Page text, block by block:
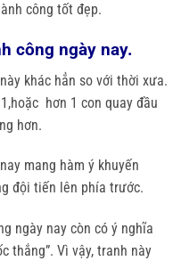
công tốt đẹp.
công ngày nay.
khác hẳn so với thời xưa.
hơn 1 con quay đầu
hơn.
mang hàm ý khuyến
đội tiến lên phía trước.
ngày nay còn có ý nghĩa
thắng”. Vì vậy, tranh này